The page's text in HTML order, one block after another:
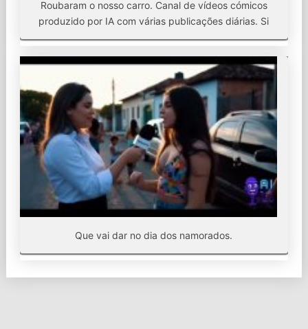
Roubaram o nosso carro. Canal de vídeos cómicos
produzido por IA com várias publicações diárias. Si
Que vai dar no dia dos namorados.